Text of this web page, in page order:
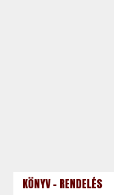
KÖNYV - RENDELÉS